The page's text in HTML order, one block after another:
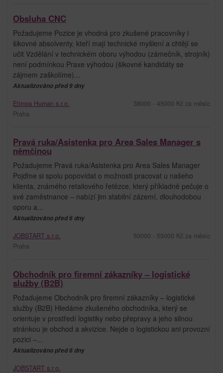
Obsluha CNC
Požadujeme Pozice je vhodná pro zkušené pracovníky i
šikovné absolventy, kteří mají technické myšlení a chtějí se
učit Vzdělání v technickém oboru výhodou (zámečník, strojník)
není podmínkou Praxe výhodou (šikovné kandidáty se
zájmem zaškolíme)...
Aktualizováno před 9 dny
Etimos Human s.r.o.
Praha
38000 - 45000 Kč za měsíc
Pravá ruka/Asistenka pro Area Sales Manager s
němčinou
Požadujeme Pravá ruka/Asistenka pro Area Sales Manager
Pojďme si spolu popovídat o možnosti pracovat u našeho
klienta, známého retailového řetězce, který příkladně pečuje o
své zaměstnance – nabízí jim stabilní zázemí, dlouhodobou
oporu a...
Aktualizováno před 6 dny
JOBSTART s.r.o.
Praha
50000 - 55000 Kč za měsíc
Obchodník pro firemní zákazníky – logistické
služby (B2B)
Požadujeme Obchodník pro firemní zákazníky – logistické
služby (B2B) Hledáme zkušeného obchodníka, který se
orientuje v prostředí logistiky nebo přepravy a jeho silnou
stránkou je obchod a akvizice. Nejde o logistickou ani provozní
pozici –...
Aktualizováno před 6 dny
JOBSTART s.r.o.